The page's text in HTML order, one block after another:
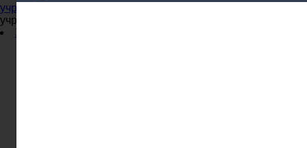
учреждений
учреждений
Задать вопрос юристу